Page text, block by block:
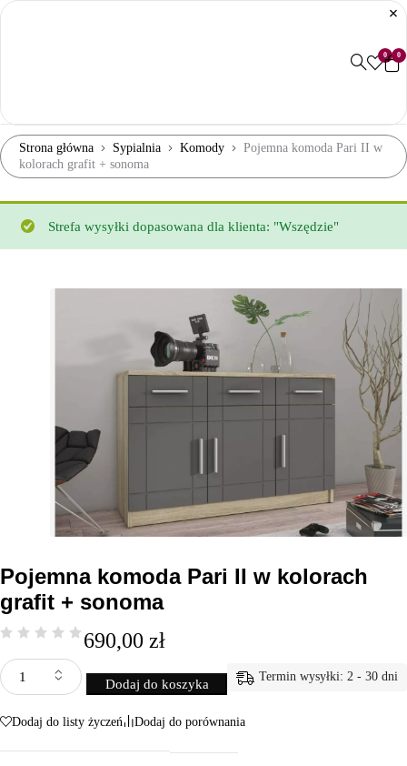
0 0
Strona główna Sypialnia Komody
Pojemna komoda Pari II w
kolorach grafit + sonoma
Strefa wysyłki dopasowana dla klienta: "Wszędzie"
Pojemna komoda Pari II w kolorach
grafit + sonoma
690,00 zł
Dodaj do koszyka
Termin wysyłki: 2 - 30 dni
Dodaj do listy życzeń Dodaj do porównania